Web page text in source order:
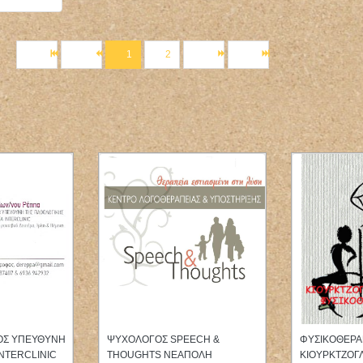
1 2
ΜΙΚΡΟΒΙΟΛΟΓΟΣ
ΒΙΟΠΑΘΟΛΟΓΟΣ ΔΙΑΓΝΩΣΤΙΚΟ
ΚΤΗΝΙΑΤΡΟΣ